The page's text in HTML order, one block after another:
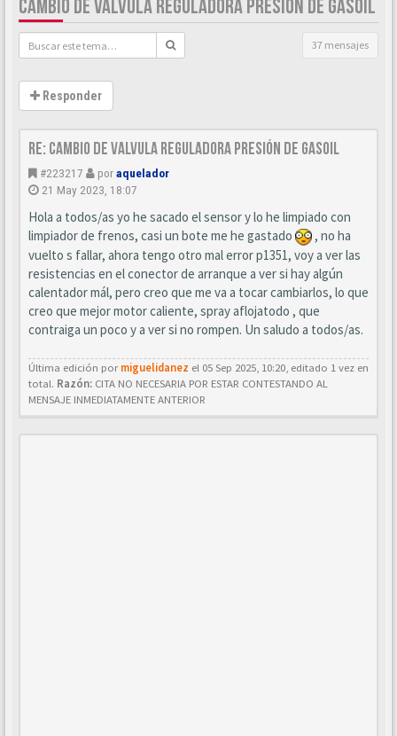
CAMBIO DE VALVULA REGULADORA PRESIÓN DE GASOIL
37 mensajes
Responder
Re: Cambio de valvula reguladora presión de gasoil
#223217 poraquelador
21 May 2023, 18:07
Hola a todos/as yo he sacado el sensor y lo he limpiado con
limpiador de frenos, casi un bote me he gastado
, no ha
vuelto s fallar, ahora tengo otro mal error p1351, voy a ver las
resistencias en el conector de arranque a ver si hay algún
calentador mál, pero creo que me va a tocar cambiarlos, lo que
creo que mejor motor caliente, spray aflojatodo , que
contraiga un poco y a ver si no rompen. Un saludo a todos/as.
Última edición pormiguelidanez el 05 Sep 2025, 10:20, editado 1 vez en
total. Razón: CITA NO NECESARIA POR ESTAR CONTESTANDO AL
MENSAJE INMEDIATAMENTE ANTERIOR